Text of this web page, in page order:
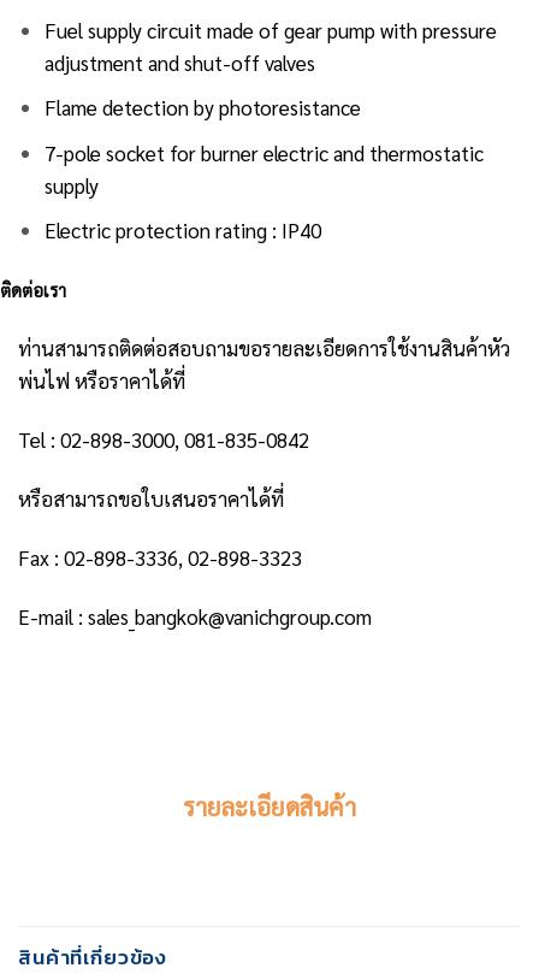
Fuel supply circuit made of gear pump with pressure
adjustment and shut-off valves
Flame detection by photoresistance
7-pole socket for burner electric and thermostatic
supply
Electric protection rating : IP40
ติดต่อเรา
ท่านสามารถติดต่อสอบถามขอรายละเอียดการใช้งานสินค้าหัว
พ่นไฟ หรือราคาได้ที่
Tel : 02-898-3000, 081-835-0842
หรือสามารถขอใบเสนอราคาได้ที่
Fax : 02-898-3336, 02-898-3323
E-mail : sales_bangkok@vanichgroup.com
รายละเอียดสินค้า
สินค้าที่เกี่ยวข้อง